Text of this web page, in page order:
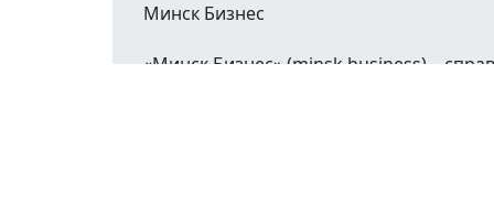
Минск Бизнес
«Минск Бизнес» (minsk.business) –